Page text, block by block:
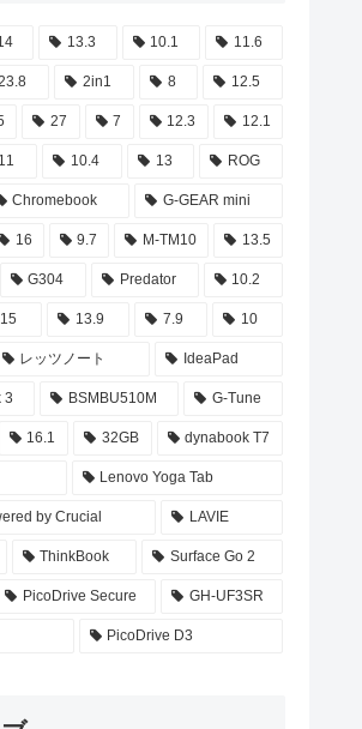
13.3 10.1 11.6
2in1 8 12.5
27 7 12.3 12.1
11 10.4 13 ROG
Chromebook G-GEAR mini
16 9.7 M-TM10 13.5
G304 Predator 10.2
15 13.9 7.9 10
レッツノート IdeaPad
3 BSMBU510M G-Tune
16.1 32GB dynabook T7
Lenovo Yoga Tab
by Crucial LAVIE
ThinkBook Surface Go 2
PicoDrive Secure GH-UF3SR
PicoDrive D3